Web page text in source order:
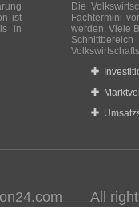
ist
in
Die
Fachtermini
werden. Viele
All